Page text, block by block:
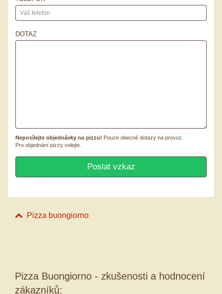
DOTAZ
Neposílejte objednávky na pizzu! Pouze obecné dotazy na provoz.
Pro objednání pizzy volejte.
Pizza buongiorno
Pizza Buongiorno - zkušenosti a hodnocení
zákazníků: